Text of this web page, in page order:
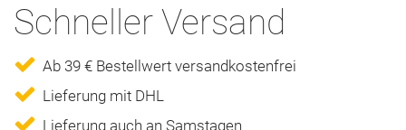
Schneller Versand
Ab 39 € Bestellwert versandkostenfrei
Lieferung mit DHL
Lieferung auch an Samstagen